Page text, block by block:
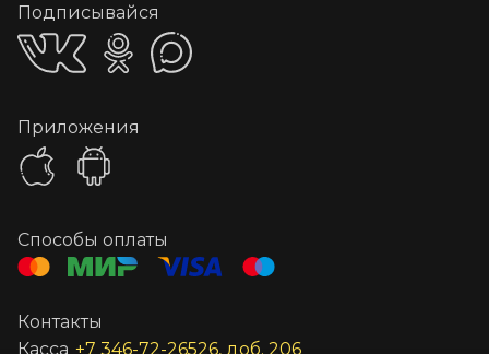
Подписывайся
Приложения
Способы оплаты
Контакты
Касса +7 346-72-26526, доб. 206